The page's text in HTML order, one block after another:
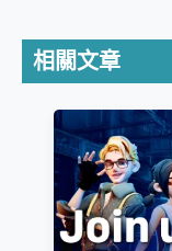
相關文章